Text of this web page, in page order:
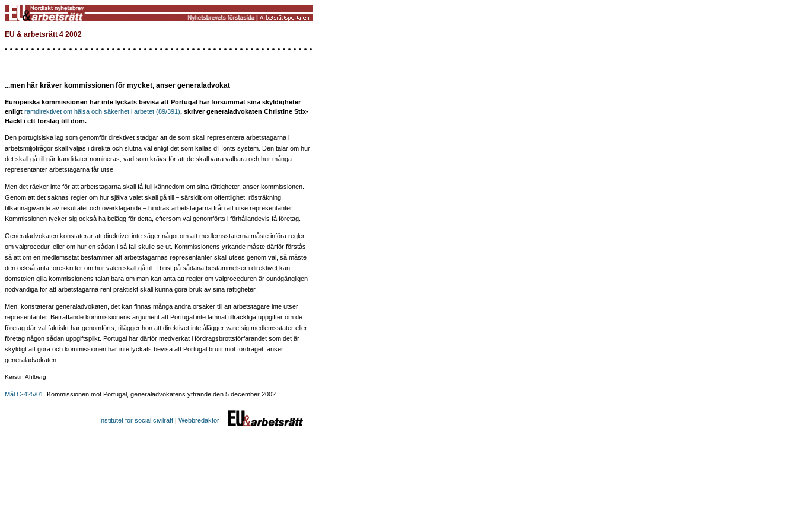
EU & arbetsrätt 4 2002
...men här kräver kommissionen för mycket, anser generaladvokat
Europeiska kommissionen har inte lyckats bevisa att Portugal har försummat sina skyldigheter
enligt ramdirektivet om hälsa och säkerhet i arbetet (89/391), skriver generaladvokaten Christine Stix-
Hackl i ett förslag till dom.
Den portugisiska lag som genomför direktivet stadgar att de som skall representera arbetstagarna i
arbetsmiljöfrågor skall väljas i direkta och slutna val enligt det som kallas d’Honts system. Den talar om hur
det skall gå till när kandidater nomineras, vad som krävs för att de skall vara valbara och hur många
representanter arbetstagarna får utse.
Men det räcker inte för att arbetstagarna skall få full kännedom om sina rättigheter, anser kommissionen.
Genom att det saknas regler om hur själva valet skall gå till – särskilt om offentlighet, rösträkning,
tillkännagivande av resultatet och överklagande – hindras arbetstagarna från att utse representanter.
Kommissionen tycker sig också ha belägg för detta, eftersom val genomförts i förhållandevis få företag.
Generaladvokaten konstaterar att direktivet inte säger något om att medlemsstaterna måste införa regler
om valprocedur, eller om hur en sådan i så fall skulle se ut. Kommissionens yrkande måste därför förstås
så att om en medlemsstat bestämmer att arbetstagarnas representanter skall utses genom val, så måste
den också anta föreskrifter om hur valen skall gå till. I brist på sådana bestämmelser i direktivet kan
domstolen gilla kommissionens talan bara om man kan anta att regler om valproceduren är oundgängligen
nödvändiga för att arbetstagarna rent praktiskt skall kunna göra bruk av sina rättigheter.
Men, konstaterar generaladvokaten, det kan finnas många andra orsaker till att arbetstagare inte utser
representanter. Beträffande kommissionens argument att Portugal inte lämnat tillräckliga uppgifter om de
företag där val faktiskt har genomförts, tillägger hon att direktivet inte ålägger vare sig medlemsstater eller
företag någon sådan uppgiftsplikt. Portugal har därför medverkat i fördragsbrottsförfarandet som det är
skyldigt att göra och kommissionen har inte lyckats bevisa att Portugal brutit mot fördraget, anser
generaladvokaten.
Kerstin Ahlberg
Mål C-425/01 , Kommissionen mot Portugal, generaladvokatens yttrande den 5 december 2002
Institutet för social civilrätt | Webbredaktör